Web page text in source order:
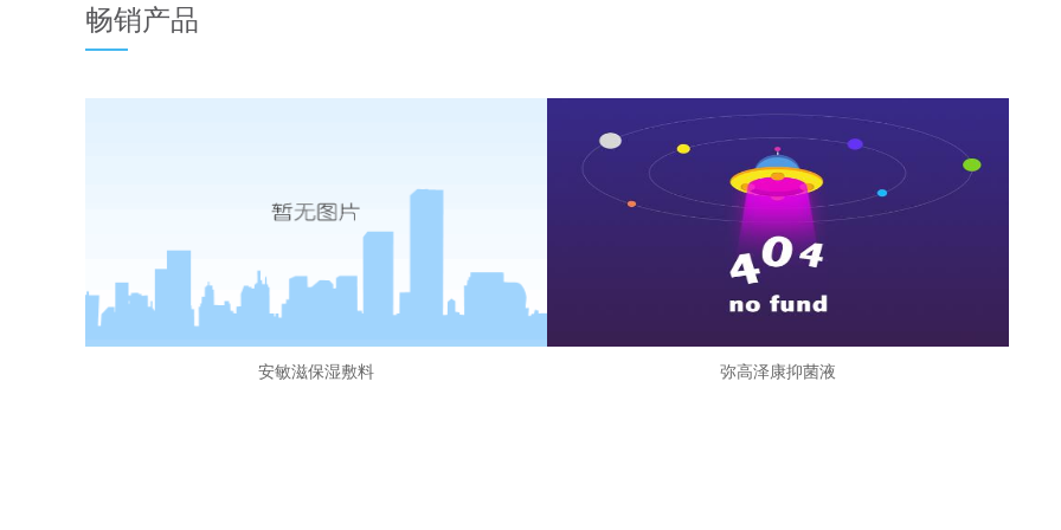
畅销产品
安敏滋保湿敷料 弥高泽康抑菌液